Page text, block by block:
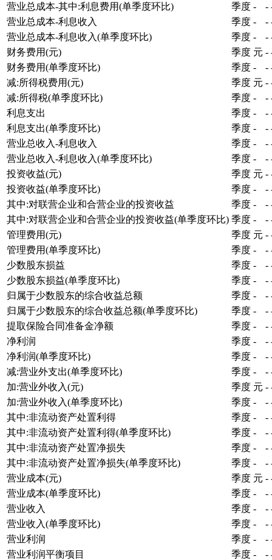
营业总成本-其中:利息费用(单季度环比) 季度 - -
营业总成本-利息收入
季度 - -
营业总成本-利息收入(单季度环比)
季度 - -
财务费用(元)
季度 元 -
财务费用(单季度环比)
季度 - -
减:所得税费用(元)
季度 元 -
减:所得税(单季度环比)
季度 - -
利息支出
季度 - -
利息支出(单季度环比)
季度 - -
营业总收入-利息收入
季度 - -
营业总收入-利息收入(单季度环比)
季度 - -
投资收益(元)
季度 元 -
投资收益(单季度环比)
季度 - -
其中:对联营企业和合营企业的投资收益
季度 - -
其中:对联营企业和合营企业的投资收益(单季度环比) 季度 - -
管理费用(元)
季度 元 -
管理费用(单季度环比)
季度 - -
少数股东损益
季度 - -
少数股东损益(单季度环比)
季度 - -
归属于少数股东的综合收益总额
季度 - -
归属于少数股东的综合收益总额(单季度环比)
季度 - -
提取保险合同准备金净额
季度 - -
净利润
季度 - -
净利润(单季度环比)
季度 - -
减:营业外支出(单季度环比)
季度 - -
加:营业外收入(元)
季度 元 -
加:营业外收入(单季度环比)
季度 - -
其中:非流动资产处置利得
季度 - -
其中:非流动资产处置利得(单季度环比)
季度 - -
其中:非流动资产处置净损失
季度 - -
其中:非流动资产处置净损失(单季度环比)
季度 - -
营业成本(元)
季度 元 -
营业成本(单季度环比)
季度 - -
营业收入
季度 - -
营业收入(单季度环比)
季度 - -
营业利润
季度 - -
营业利润平衡项目
季度 - -